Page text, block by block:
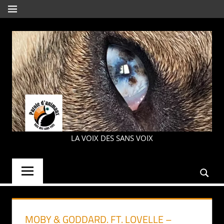
Aller
au
contenu
MENU
PAROLE
LA VOIX DES SANS VOIX
MOBY & GODDARD. FT. LOVELLE –